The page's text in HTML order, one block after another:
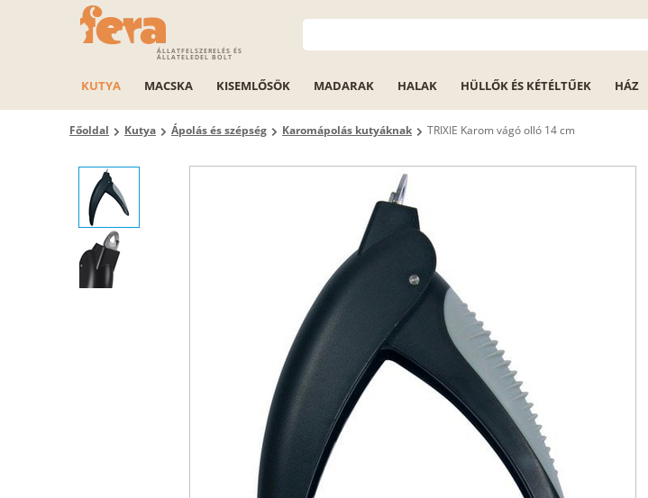
ÁLLATFELSZERELÉS ÉS
ÁLLATELEDEL BOLT
KUTYA MACSKA KISEMLŐSÖK MADARAK HALAK HÜLLŐK ÉS KÉTÉLTŰEK HÁZ
Főoldal Kutya Ápolás és szépség Karomápolás kutyáknak TRIXIE Karom vágó olló 14 cm